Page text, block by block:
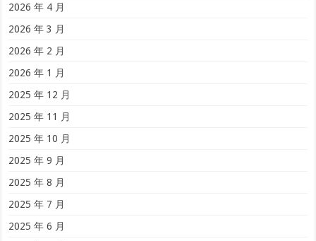
2026 年 4 月
2026 年 3 月
2026 年 2 月
2026 年 1 月
2025 年 12 月
2025 年 11 月
2025 年 10 月
2025 年 9 月
2025 年 8 月
2025 年 7 月
2025 年 6 月